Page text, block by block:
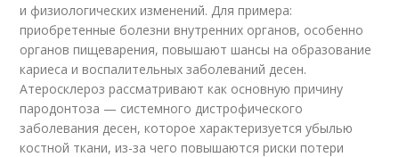
и физиологических изменений. Для примера:
приобретенные болезни внутренних органов, особенно
органов пищеварения, повышают шансы на образование
кариеса и воспалительных заболеваний десен.
Атеросклероз рассматривают как основную причину
пародонтоза — системного дистрофического
заболевания десен, которое характеризуется убылью
костной ткани, из-за чего повышаются риски потери